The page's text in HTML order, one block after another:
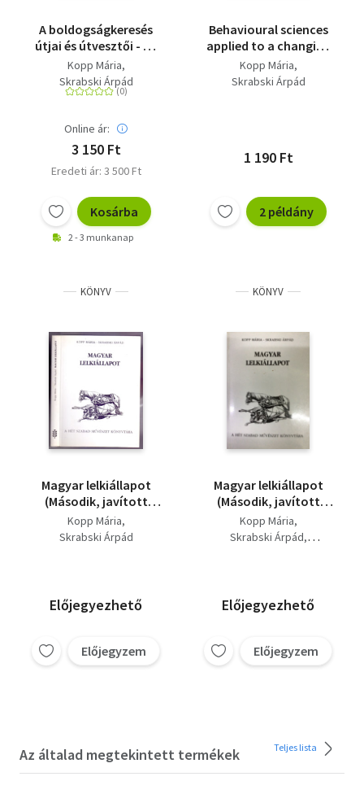
A boldogságkeresés
útjai és útvesztői - Az
érett személyiségtől a
kiegyensúlyozott
párkapcsolatig
Kopp Mária
Skrabski Árpád
Online ár:
3 150 Ft
Eredeti ár: 3 500 Ft
Kosárba
2 - 3 munkanap
Behavioural sciences
applied to a changing
society
Kopp Mária
Skrabski Árpád
1 190 Ft
2 példány
KÖNYV
Magyar lelkiállapot
(Második, javított
kiadás)
Kopp Mária
Skrabski Árpád
Előjegyezhető
Előjegyzem
KÖNYV
Magyar lelkiállapot
(Második, javított
kiadás)
Kopp Mária
Skrabski Árpád
Előjegyezhető
Előjegyzem
Az általad megtekintett termékek Teljes lista